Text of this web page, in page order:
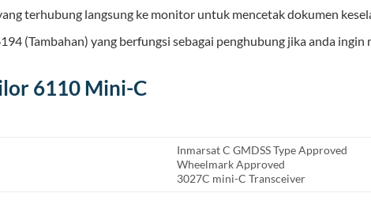
terhubung langsung ke monitor untuk mencetak dokumen
(Tambahan) yang berfungsi sebagai penghubung jika anda ingin
6110 Mini-C
Inmarsat C GMDSS Type Approved
Wheelmark Approved
3027C mini-C Transceiver